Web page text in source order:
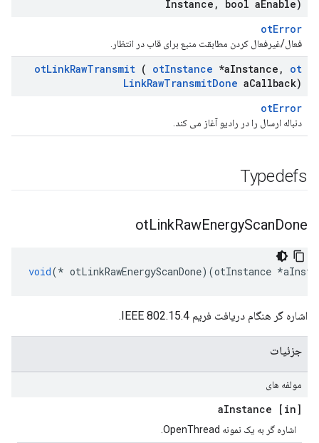
Instance , bool aEnable)
otError
فعال/غیرفعال کردن مطابقت منبع برای قاب در انتظار.
otLinkRawTransmit ( otInstance *aInstance ,
ot
LinkRawTransmitDone aCallback)
otError
دنباله ارسال را در رادیو آغاز می کند.
Typedefs
otLinkRawEnergyScanDone
void(* otLinkRawEnergyScanDone)(otInstance *
اشاره گر هنگام دریافت فریم IEEE 802.15.4.
جزئیات
مولفه های
[in] a
Instance
اشاره گر به یک نمونه OpenThread.